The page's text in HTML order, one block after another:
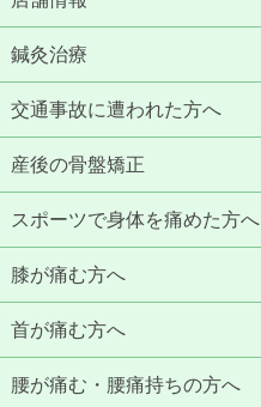
鍼灸治療
交通事故に遭われた方へ
産後の骨盤矯正
スポーツで身体を痛めた方へ
膝が痛む方へ
首が痛む方へ
腰が痛む・腰痛持ちの方へ